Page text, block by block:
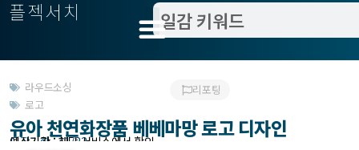
플젝서치
라우드소싱
로고
리포팅
유아 천연화장품 베베마망 로고 디자인
모집기한 : 11/22
예상기간 : 해당 서비스에서 확인